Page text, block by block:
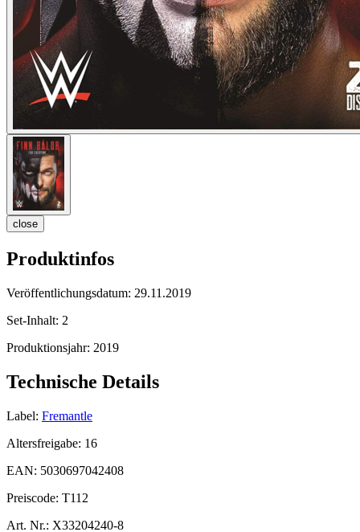
close
Produktinfos
Veröffentlichungsdatum: 29.11.2019
Set-Inhalt: 2
Produktionsjahr: 2019
Technische Details
Label: Fremantle
Altersfreigabe: 16
EAN: 5030697042408
Preiscode: T112
Art. Nr.: X33204240-8